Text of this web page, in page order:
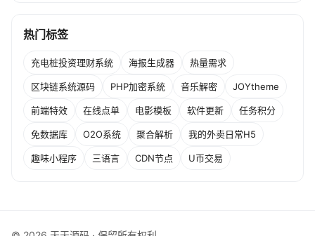
热门标签
充电桩投资理财系统 海报生成器 热量需求
区块链系统源码 PHP加密系统 音乐解密 JOYtheme
前端特效 在线点单 电影模板 软件更新 任务积分
免数据库 O2O系统 聚合解析 我的外卖日常H5
趣味小程序 三语言 CDN节点 U币交易